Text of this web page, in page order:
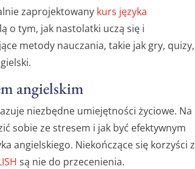
zaprojektowany kurs języka
o tym, jak nastolatki uczą się i
metody nauczania, takie jak gry, quizy,
angielskim
niezbędne umiejętności życiowe. Na
sobie ze stresem i jak być efektywnym
angielskiego. Niekończące się korzyści z
są nie do przecenienia.